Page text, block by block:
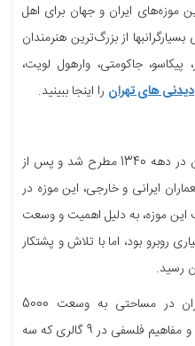
موزه‌های ایران و جهان برای اهل
از بزرگ‌ترین هنرمندان
پیکاسو، جاکومتی، وارهول لویت،
دیدنی های تهران را اینجا ببینید.
ایده ساخت موزه هنرهای معاصر تهران در دهه 1340 مطرح شد و پس از
ایرانی و خارجی، این موزه در
ساخت این موزه، به دلیل اهمیت و وسعت
روبرو بود، اما با تلاش و پشتکار
رسید.
ساختمان موزه‌ی هنرهای معاصر ایران در مساحتی به وسعت 5000
مترمربع با الهام از معماری سنتی ایران و مفاهیم فلسفی در 9 گالری که سه